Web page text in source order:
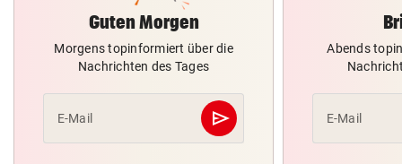
Guten Morgen
Morgens topinformiert über die
Nachrichten des Tages
E-Mail send
Abschicken
Abends
E-Mail